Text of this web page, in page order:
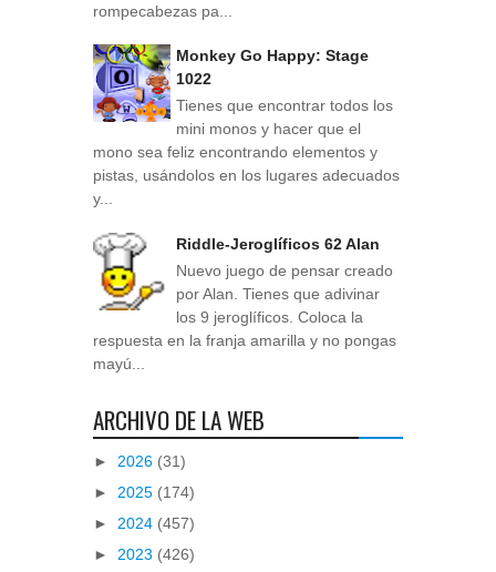
rompecabezas pa...
Monkey Go Happy: Stage
1022
Tienes que encontrar todos los
mini monos y hacer que el
mono sea feliz encontrando elementos y
pistas, usándolos en los lugares adecuados
y...
Riddle-Jeroglíficos 62 Alan
Nuevo juego de pensar creado
por Alan. Tienes que adivinar
los 9 jeroglíficos. Coloca la
respuesta en la franja amarilla y no pongas
mayú...
ARCHIVO DE LA WEB
► 2026 (31)
► 2025 (174)
► 2024 (457)
► 2023 (426)